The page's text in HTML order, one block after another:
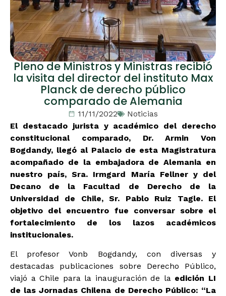
Pleno de Ministros y Ministras recibió
la visita del director del instituto Max
Planck de derecho público
comparado de Alemania
11/11/2022
Noticias
El destacado jurista y académico del derecho
constitucional comparado, Dr. Armin Von
Bogdandy, llegó al Palacio de esta Magistratura
acompañado de la embajadora de Alemania en
nuestro país, Sra. Irmgard María Fellner y del
Decano de la Facultad de Derecho de la
Universidad de Chile, Sr. Pablo Ruiz Tagle. El
objetivo del encuentro fue conversar sobre el
fortalecimiento de los lazos académicos
institucionales.
El profesor Vonb Bogdandy, con diversas y
destacadas publicaciones sobre Derecho Público,
viajó a Chile para la inauguración de la edición LI
de las Jornadas Chilena de Derecho Público: “La